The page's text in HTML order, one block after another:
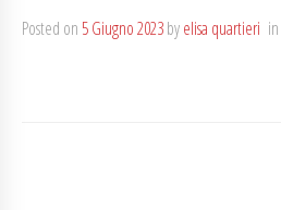
Posted on 5 Giugno 2023byelisa quartieri in